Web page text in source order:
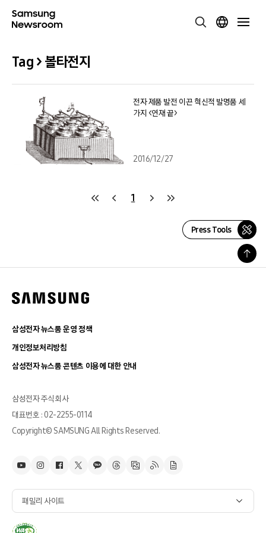
Tag > 볼타전지
전자 제품 발전 이끈 혁신적 발명품 세
가지 <연재 끝>
2016/12/27
1
Press Tools
삼성전자 뉴스룸 운영 정책
개인정보처리방침
삼성전자 뉴스룸 콘텐츠 이용에 대한 안내
삼성전자 주식회사
대표번호 : 02-2255-0114
Copyright© SAMSUNG All Rights Reserved.
패밀리 사이트